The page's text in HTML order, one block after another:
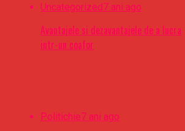
Uncategorized7 ani ago
Avantajele si dezavantajele de a lucra
intr-un coafor
Politichie7 ani ago